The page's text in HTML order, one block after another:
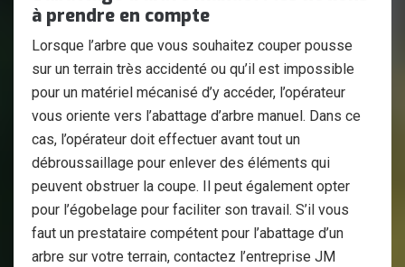
à prendre en compte
Lorsque l’arbre que vous souhaitez couper pousse
sur un terrain très accidenté ou qu’il est impossible
pour un matériel mécanisé d’y accéder, l’opérateur
vous oriente vers l’abattage d’arbre manuel. Dans ce
cas, l’opérateur doit effectuer avant tout un
débroussaillage pour enlever des éléments qui
peuvent obstruer la coupe. Il peut également opter
pour l’égobelage pour faciliter son travail. S’il vous
faut un prestataire compétent pour l’abattage d’un
arbre sur votre terrain, contactez l’entreprise JM